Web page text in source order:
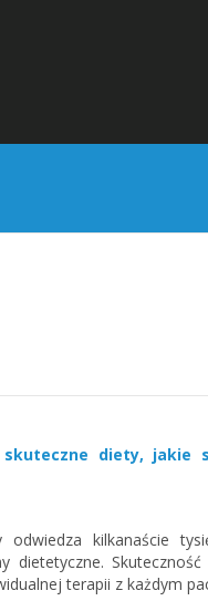
diety, jakie
odwiedza kilkanaście
dietetyczne.
terapii z każdym